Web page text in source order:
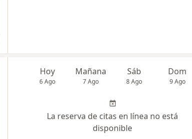
Hoy
6 Ago
Mañana
7 Ago
Sáb
8 Ago
Dom
9 Ago
La reserva de citas en línea no está
disponible